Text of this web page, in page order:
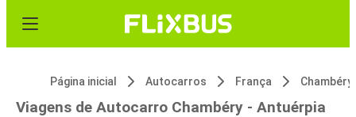
Página inicial Autocarros França Chambéry
Viagens de Autocarro Chambéry - Antuérpia